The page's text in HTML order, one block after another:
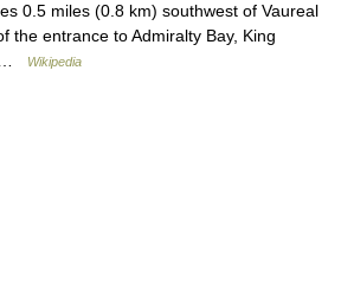
0.5 miles (0.8 km) southwest of Vaureal
the entrance to Admiralty Bay, King
…
Wikipedia